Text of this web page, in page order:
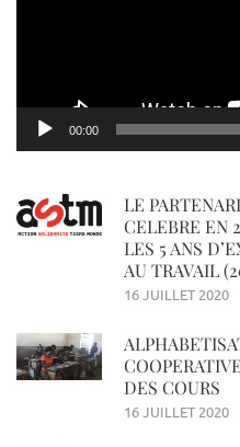
00:00
LE
CELEBRE EN
LES 5 ANS
AU TRAVAIL
16 JUILLET 2020
DES COURS
16 JUILLET 2020